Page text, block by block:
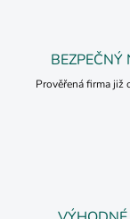
BEZPEČNÝ
Prověřená firma již